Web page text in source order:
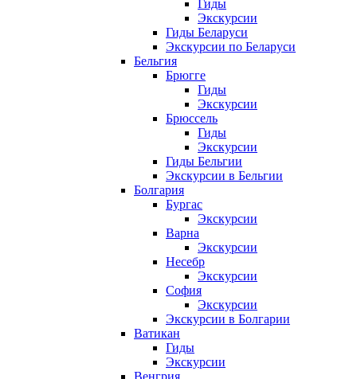
Гиды
Экскурсии
Гиды Беларуси
Экскурсии по Беларуси
Бельгия
Брюгге
Гиды
Экскурсии
Брюссель
Гиды
Экскурсии
Гиды Бельгии
Экскурсии в Бельгии
Болгария
Бургас
Экскурсии
Варна
Экскурсии
Несебр
Экскурсии
София
Экскурсии
Экскурсии в Болгарии
Ватикан
Гиды
Экскурсии
Венгрия